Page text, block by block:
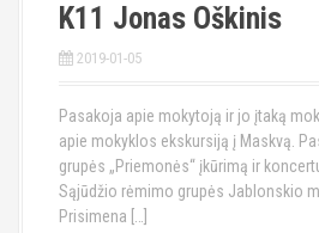
K11 Jonas Oškinis
2019-01-05
Pasakoja apie mokytoją ir jo įtaką
apie mokyklos ekskursiją į Maskvą.
grupės „Priemonės“ įkūrimą ir
Sąjūdžio rėmimo grupės Jablonskio
Prisimena […]